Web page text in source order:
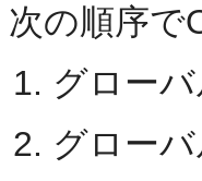
次の順序で
グロー
グロー